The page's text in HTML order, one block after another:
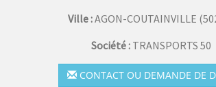
Ville :AGON-COUTAINVILLE (
Société : TRANSPORTS 50
CONTACT OU DEMANDE DE